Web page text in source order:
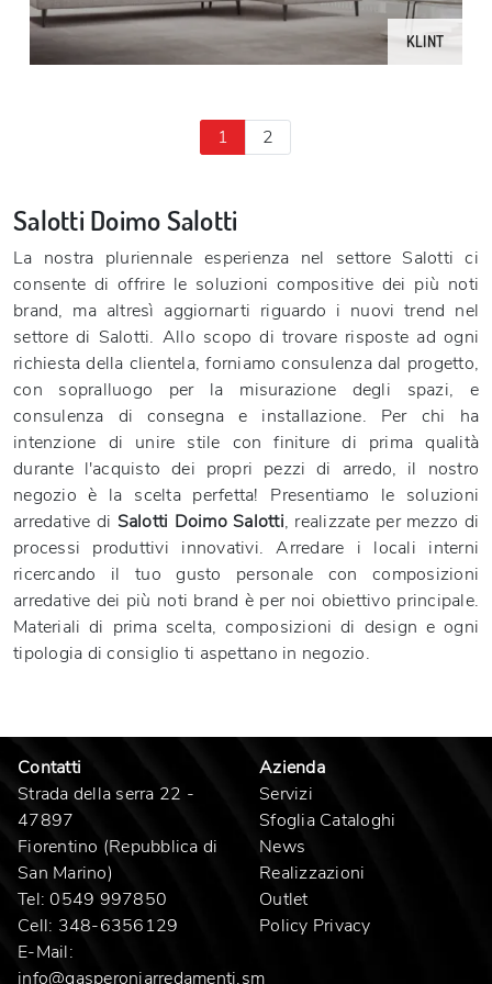
KLINT
1 2
Salotti Doimo Salotti
La nostra pluriennale esperienza nel settore Salotti ci
consente di offrire le soluzioni compositive dei più noti
brand, ma altresì aggiornarti riguardo i nuovi trend nel
settore di Salotti. Allo scopo di trovare risposte ad ogni
richiesta della clientela, forniamo consulenza dal progetto,
con sopralluogo per la misurazione degli spazi, e
consulenza di consegna e installazione. Per chi ha
intenzione di unire stile con finiture di prima qualità
durante l'acquisto dei propri pezzi di arredo, il nostro
negozio è la scelta perfetta! Presentiamo le soluzioni
arredative di Salotti Doimo Salotti, realizzate per mezzo di
processi produttivi innovativi. Arredare i locali interni
ricercando il tuo gusto personale con composizioni
arredative dei più noti brand è per noi obiettivo principale.
Materiali di prima scelta, composizioni di design e ogni
tipologia di consiglio ti aspettano in negozio.
Contatti
Strada della serra 22 -
47897
Fiorentino (Repubblica di
San Marino)
Tel: 0549 997850
Cell: 348-6356129
E-Mail:
info@gasperoniarredamenti.sm
Azienda
Servizi
Sfoglia Cataloghi
News
Realizzazioni
Outlet
Policy Privacy